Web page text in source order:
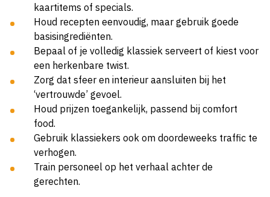
kaartitems of specials.
Houd recepten eenvoudig, maar gebruik goede
basisingrediënten.
Bepaal of je volledig klassiek serveert of kiest voor
een herkenbare twist.
Zorg dat sfeer en interieur aansluiten bij het
‘vertrouwde’ gevoel.
Houd prijzen toegankelijk, passend bij comfort
food.
Gebruik klassiekers ook om doordeweeks traffic te
verhogen.
Train personeel op het verhaal achter de
gerechten.